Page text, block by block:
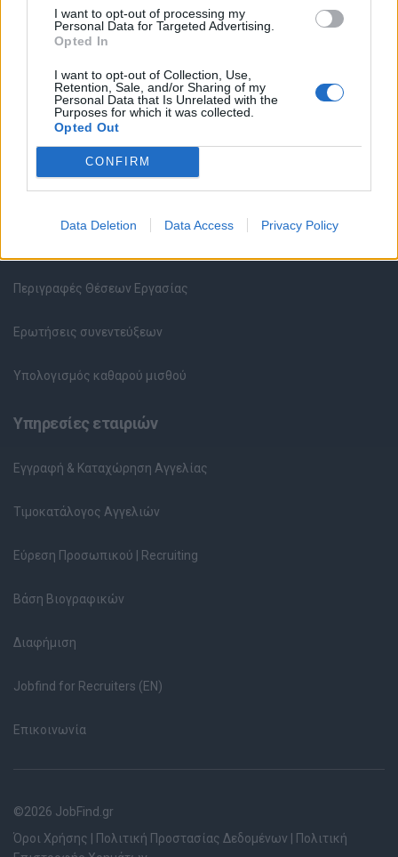
I want to opt-out of processing my
Personal Data for Targeted Advertising.
Opted In
I want to opt-out of Collection, Use,
Retention, Sale, and/or Sharing of my
Personal Data that Is Unrelated with the
Purposes for which it was collected.
Opted Out
CONFIRM
Data Deletion Data Access Privacy Policy
Θέσεις Εργασίας ανά Εταιρεία
Υπηρεσίες υποψηφίων
Καταχώρηση Online Βιογραφικού
Συμβουλές Καριέρας
Περιγραφές Θέσεων Εργασίας
Ερωτήσεις συνεντεύξεων
Υπολογισμός καθαρού μισθού
Υπηρεσίες εταιριών
Εγγραφή & Καταχώρηση Αγγελίας
Τιμοκατάλογος Αγγελιών
Εύρεση Προσωπικού | Recruiting
Βάση Βιογραφικών
Διαφήμιση
Jobfind for Recruiters (EN)
Επικοινωνία
©2026 JobFind.gr
Όροι Χρήσης
Πολιτική Προστασίας Δεδομένων
Πολιτική